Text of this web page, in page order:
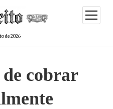
de 2026
menu
de
de cobrar